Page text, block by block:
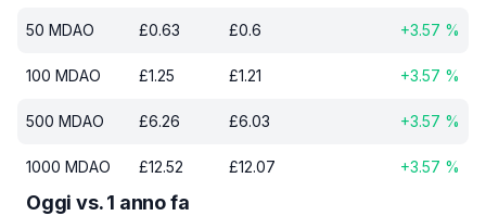
50 MDAO £0.63 £0.6 +3.57 %
100 MDAO £1.25 £1.21 +3.57 %
500 MDAO £6.26 £6.03 +3.57 %
1000 MDAO £12.52 £12.07 +3.57 %
Oggi vs. 1 anno fa